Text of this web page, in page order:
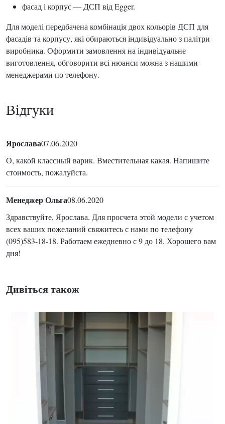
фасад і корпус — ДСП від Egger.
Для моделі передбачена комбінація двох кольорів ДСП для
фасадів та корпусу, які обираються індивідуально з палітри
виробника. Оформити замовлення на індивідуальне
виготовлення, обговорити всі нюанси можна з нашими
менеджерами по телефону.
Відгуки
Ярослава07.06.2020
О, какой классный варик. Вместительная какая. Напишите
стоимость, пожалуйста.
Менеджер Ольга08.06.2020
Здравствуйте, Ярослава. Для просчета этой модели с учетом
всех ваших пожеланий свяжитесь с нами по телефону
(095)583-18-18. Работаем ежедневно с 9 до 18. Хорошего вам
дня!
Дивіться також